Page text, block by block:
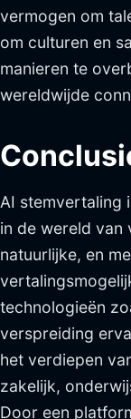
vermogen om
om culturen en
manieren te
wereldwijde
AI stemvertaling
in de wereld van
natuurlijke, en
technologieën
verspreiding
het verdiepen
zakelijk,
Door een